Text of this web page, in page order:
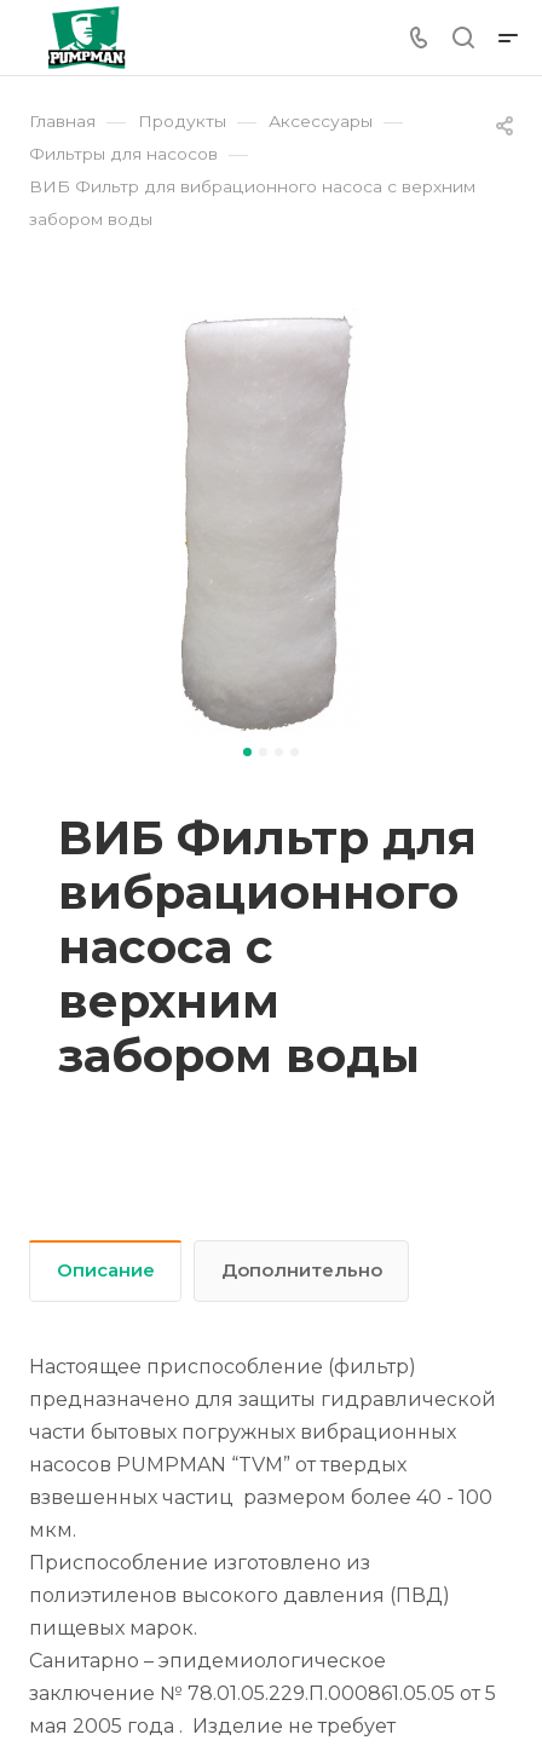
Главная — Продукты — Аксессуары —
Фильтры для насосов —
ВИБ Фильтр для вибрационного насоса с верхним
забором воды
ВИБ Фильтр для
вибрационного
насоса с
верхним
забором воды
Описание Дополнительно
Настоящее приспособление (фильтр)
предназначено для защиты гидравлической
части бытовых погружных вибрационных
насосов PUMPMAN “TVM” от твердых
взвешенных частиц размером более 40 - 100
мкм.
Приспособление изготовлено из
полиэтиленов высокого давления (ПВД)
пищевых марок.
Санитарно – эпидемиологическое
заключение № 78.01.05.229.П.000861.05.05 от 5
мая 2005 года . Изделие не требует